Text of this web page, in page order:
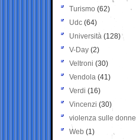
Turismo (62)
Udc (64)
Università (128)
V-Day (2)
Veltroni (30)
Vendola (41)
Verdi (16)
Vincenzi (30)
violenza sulle donne
Web (1)